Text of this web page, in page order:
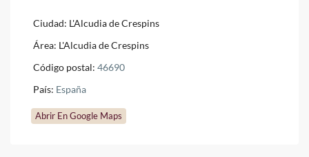
Ciudad: L'Alcudia de Crespins
Área: L'Alcudia de Crespins
Código postal: 46690
País: España
Abrir En Google Maps